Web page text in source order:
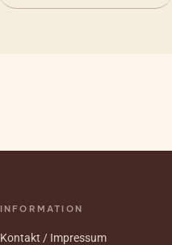
INFORMATION
Kontakt / Impressum